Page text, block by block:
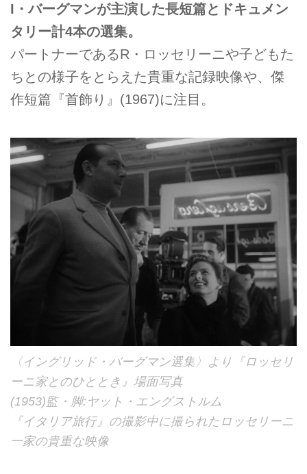
I・バーグマンが主演した長短篇とドキュメン
タリー計4本の選集。
パートナーであるR・ロッセリーニや子どもた
ちとの様子をとらえた貴重な記録映像や、傑
作短篇『首飾り』(1967)に注目。
〈イングリッド・バーグマン選集〉より『ロッセリ
ーニ家とのひととき』場面写真
(1953)監・脚:ヤット・エングストルム
『イタリア旅行』の撮影中に撮られたロッセリーニ
一家の貴重な映像